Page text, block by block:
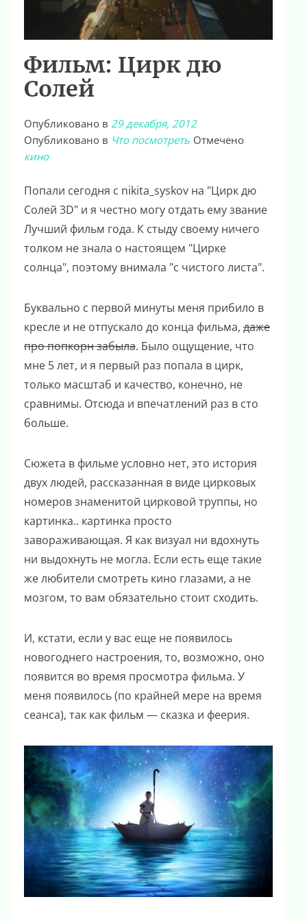
Фильм: Цирк дю
Солей
Опубликовано в 29 декабря, 2012
Опубликовано в Что посмотреть Отмечено
кино
Попали сегодня с nikita_syskov на "Цирк дю
Солей 3D" и я честно могу отдать ему звание
Лучший фильм года. К стыду своему ничего
толком не знала о настоящем "Цирке
солнца", поэтому внимала "с чистого листа".
Буквально с первой минуты меня прибило в
кресле и не отпускало до конца фильма, даже
про попкорн забыла. Было ощущение, что
мне 5 лет, и я первый раз попала в цирк,
только масштаб и качество, конечно, не
сравнимы. Отсюда и впечатлений раз в сто
больше.
Сюжета в фильме условно нет, это история
двух людей, рассказанная в виде цирковых
номеров знаменитой цирковой труппы, но
картинка.. картинка просто
завораживающая. Я как визуал ни вдохнуть
ни выдохнуть не могла. Если есть еще такие
же любители смотреть кино глазами, а не
мозгом, то вам обязательно стоит сходить.
И, кстати, если у вас еще не появилось
новогоднего настроения, то, возможно, оно
появится во время просмотра фильма. У
меня появилось (по крайней мере на время
сеанса), так как фильм — сказка и феерия.